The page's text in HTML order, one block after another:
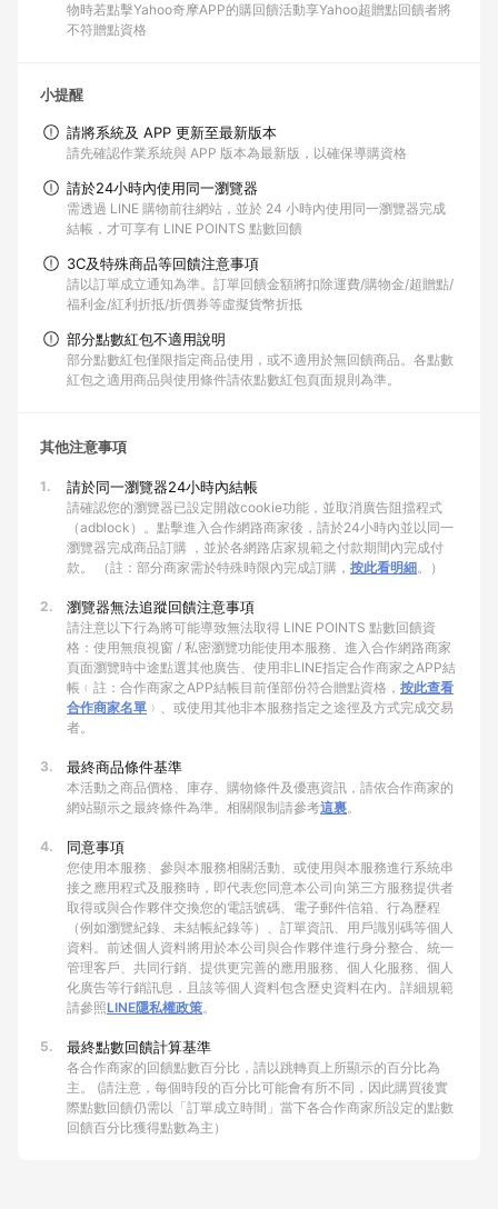
物時若點擊Yahoo奇摩APP的購回饋活動享Yahoo超贈點回饋者將
不符贈點資格
小提醒
請將系統及 APP 更新至最新版本
請先確認作業系統與 APP 版本為最新版，以確保導購資格
請於24小時內使用同一瀏覽器
需透過 LINE 購物前往網站，並於 24 小時內使用同一瀏覽器完成
結帳，才可享有 LINE POINTS 點數回饋
3C及特殊商品等回饋注意事項
請以訂單成立通知為準。訂單回饋金額將扣除運費/購物金/超贈點/
福利金/紅利折抵/折價券等虛擬貨幣折抵
部分點數紅包不適用說明
部分點數紅包僅限指定商品使用，或不適用於無回饋商品。各點數
紅包之適用商品與使用條件請依點數紅包頁面規則為準。
其他注意事項
1. 請於同一瀏覽器24小時內結帳
請確認您的瀏覽器已設定開啟cookie功能，並取消廣告阻擋程式
（adblock）。點擊進入合作網路商家後，請於24小時內並以同一
瀏覽器完成商品訂購 ，並於各網路店家規範之付款期間內完成付
款。 （註：部分商家需於特殊時限內完成訂購， 按此看明細。）
2. 瀏覽器無法追蹤回饋注意事項
請注意以下行為將可能導致無法取得 LINE POINTS 點數回饋資
格：使用無痕視窗 / 私密瀏覽功能使用本服務、進入合作網路商家
頁面瀏覽時中途點選其他廣告、使用非LINE指定合作商家之APP結
帳﹙註：合作商家之APP結帳目前僅部份符合贈點資格， 按此查看
合作商家名單 ﹚、或使用其他非本服務指定之途徑及方式完成交易
者。
3. 最終商品條件基準
本活動之商品價格、庫存、購物條件及優惠資訊，請依合作商家的
網站顯示之最終條件為準。相關限制請參考這裏。
4. 同意事項
您使用本服務、參與本服務相關活動、或使用與本服務進行系統串
接之應用程式及服務時，即代表您同意本公司向第三方服務提供者
取得或與合作夥伴交換您的電話號碼、電子郵件信箱、行為歷程
（例如瀏覽紀錄、未結帳紀錄等）、訂單資訊、用戶識別碼等個人
資料。前述個人資料將用於本公司與合作夥伴進行身分整合、統一
管理客戶、共同行銷、提供更完善的應用服務、個人化服務、個人
化廣告等行銷訊息，且該等個人資料包含歷史資料在內。詳細規範
請參照LINE隱私權政策。
5. 最終點數回饋計算基準
各合作商家的回饋點數百分比，請以跳轉頁上所顯示的百分比為
主。 (請注意，每個時段的百分比可能會有所不同，因此購買後實
際點數回饋仍需以「訂單成立時間」當下各合作商家所設定的點數
回饋百分比獲得點數為主）